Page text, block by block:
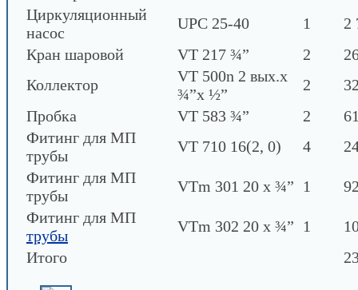
Циркуляционный
насос
UPC 25-40 1
2
Кран шаровой
VT 217 ¾” 2
Коллектор
VT 500n 2 вых.х
¾”х ½”
2
Пробка
VT 583 ¾” 2
Фитинг для МП
трубы
VT 710 16(2, 0) 4
Фитинг для МП
трубы
VTm 301 20 х ¾” 1
Фитинг для МП
трубы
VTm 302 20 х ¾” 1
Итого